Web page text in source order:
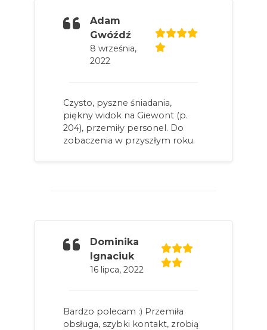
Adam
Gwóźdź
8 września,
2022
Czysto, pyszne śniadania,
piękny widok na Giewont (p.
204), przemiły personel. Do
zobaczenia w przyszłym roku.
Dominika
Ignaciuk
16 lipca, 2022
Bardzo polecam :) Przemiła
obsługa, szybki kontakt, zrobią